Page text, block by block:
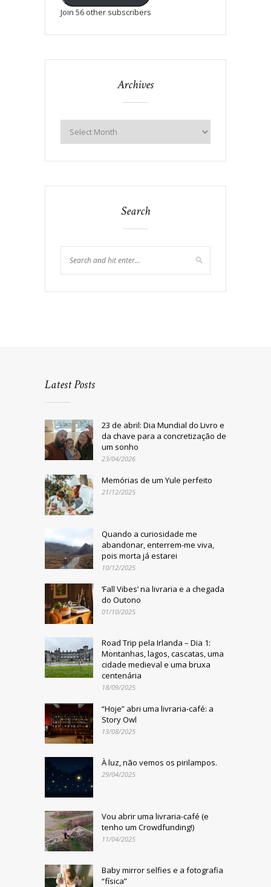
Join 56 other subscribers
Archives
Search
Latest Posts
23 de abril: Dia Mundial do Livro e
da chave para a concretização de
um sonho
23/04/2026
Memórias de um Yule perfeito
21/12/2025
Quando a curiosidade me
abandonar, enterrem-me viva,
pois morta já estarei
10/12/2025
‘Fall Vibes’ na livraria e a chegada
do Outono
01/10/2025
Road Trip pela Irlanda – Dia 1:
Montanhas, lagos, cascatas, uma
cidade medieval e uma bruxa
centenária
18/09/2025
“Hoje” abri uma livraria-café: a
Story Owl
13/08/2025
À luz, não vemos os pirilampos.
29/04/2025
Vou abrir uma livraria-café (e
tenho um Crowdfunding!)
11/04/2025
Baby mirror selfies e a fotografia
“física”